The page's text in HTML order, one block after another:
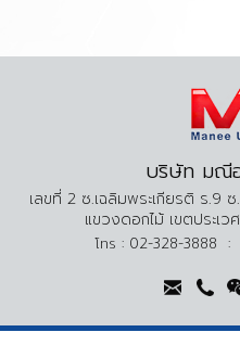
บริษัท มณี
เลขที่ 2 ซ.เฉลิมพระเกียรติ ร.9
แขวงดอกไม้ เขตประเ
โทร : 02-328-3888 :